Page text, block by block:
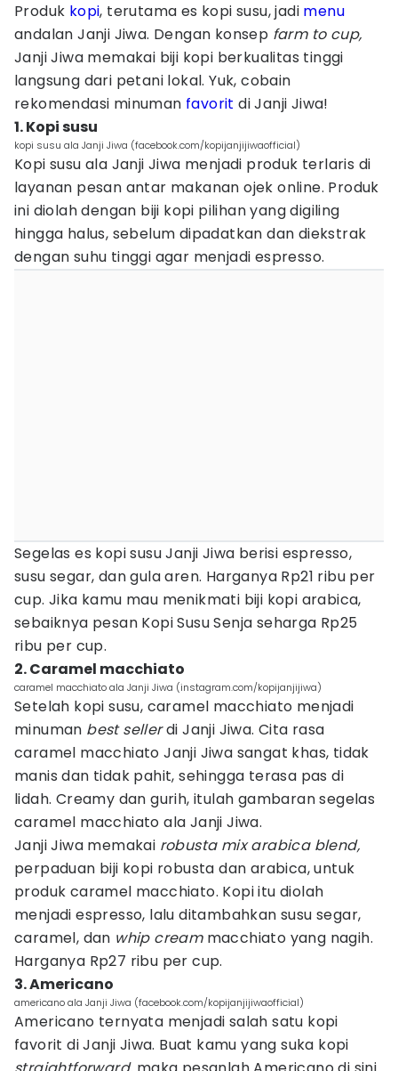
Produk kopi, terutama es kopi susu, jadi menu
andalan Janji Jiwa. Dengan konsep farm to cup,
Janji Jiwa memakai biji kopi berkualitas tinggi
langsung dari petani lokal. Yuk, cobain
rekomendasi minuman favorit di Janji Jiwa!
1. Kopi susu
kopi susu ala Janji Jiwa (facebook.com/kopijanjijiwaofficial)
Kopi susu ala Janji Jiwa menjadi produk terlaris di
layanan pesan antar makanan ojek online. Produk
ini diolah dengan biji kopi pilihan yang digiling
hingga halus, sebelum dipadatkan dan diekstrak
dengan suhu tinggi agar menjadi espresso.
Segelas es kopi susu Janji Jiwa berisi espresso,
susu segar, dan gula aren. Harganya Rp21 ribu per
cup. Jika kamu mau menikmati biji kopi arabica,
sebaiknya pesan Kopi Susu Senja seharga Rp25
ribu per cup.
2. Caramel macchiato
caramel macchiato ala Janji Jiwa (instagram.com/kopijanjijiwa)
Setelah kopi susu, caramel macchiato menjadi
minuman best sellerdi Janji Jiwa. Cita rasa
caramel macchiato Janji Jiwa sangat khas, tidak
manis dan tidak pahit, sehingga terasa pas di
lidah. Creamy dan gurih, itulah gambaran segelas
caramel macchiato ala Janji Jiwa.
Janji Jiwa memakai robusta mix arabica blend,
perpaduan biji kopi robusta dan arabica, untuk
produk caramel macchiato. Kopi itu diolah
menjadi espresso, lalu ditambahkan susu segar,
caramel, dan whip creammacchiato yang nagih.
Harganya Rp27 ribu per cup.
3. Americano
americano ala Janji Jiwa (facebook.com/kopijanjijiwaofficial)
Americano ternyata menjadi salah satu kopi
favorit di Janji Jiwa. Buat kamu yang suka kopi